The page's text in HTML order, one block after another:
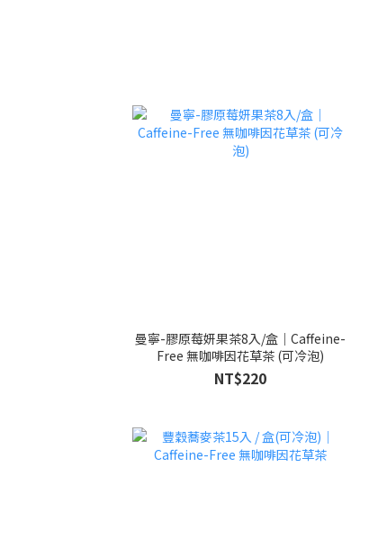
曼寧-膠原莓妍果茶8入/盒｜Caffeine-
Free 無咖啡因花草茶 (可冷泡)
NT$220